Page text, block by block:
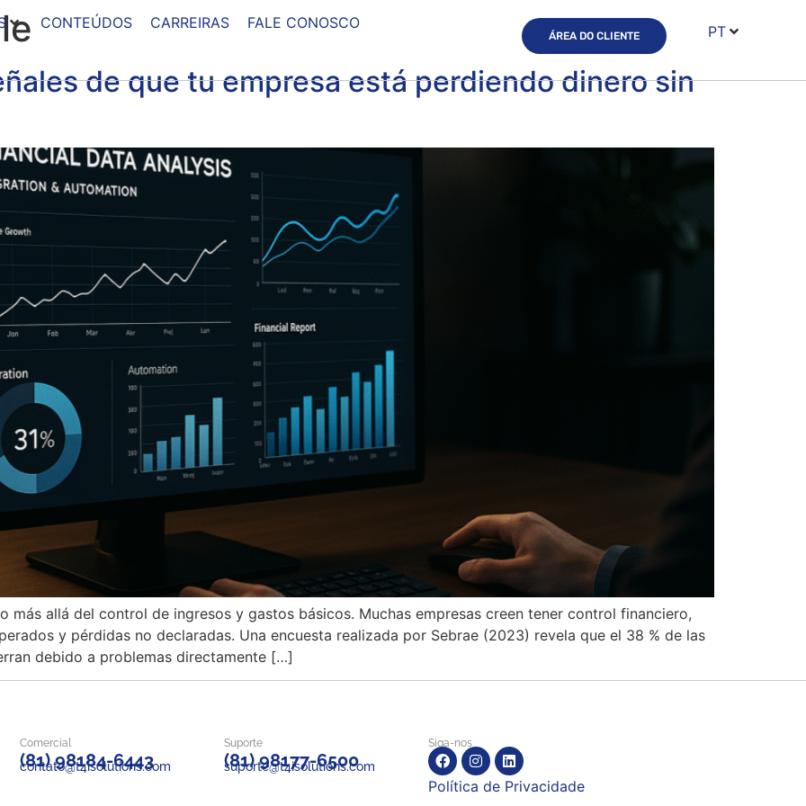
CONTEÚDOS CARREIRAS FALE CONOSCO
ÁREA DO CLIENTE PT
de que tu empresa está perdiendo dinero sin
más allá del control de ingresos y gastos básicos. Muchas empresas creen tener control financiero,
y pérdidas no declaradas. Una encuesta realizada por Sebrae (2023) revela que el 38 % de las
debido a problemas directamente […]
Comercial
(81) 98184-6443
contato@t4isolutions.com
Suporte
(81) 98177-6500
suporte@t4isolutions.com
Siga-nos
Política de Privacidade